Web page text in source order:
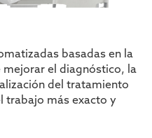
basadas en la
mejorar el diagnóstico, la
del tratamiento
trabajo más exacto y